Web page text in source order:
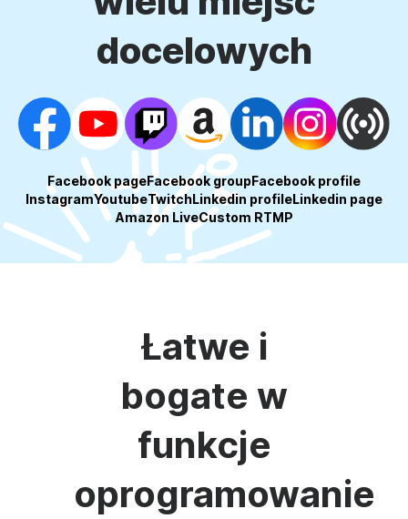
docelowych
Facebook pageFacebook groupFacebook profile
InstagramYoutubeTwitchLinkedin profileLinkedin page
Amazon LiveCustom RTMP
Łatwe i
bogate w
funkcje
oprogramowanie